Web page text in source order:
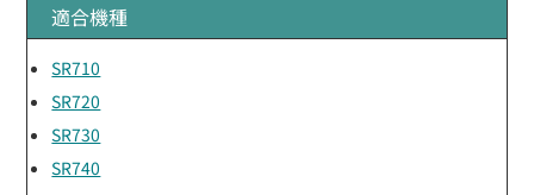
適合機種
SR710
SR720
SR730
SR740